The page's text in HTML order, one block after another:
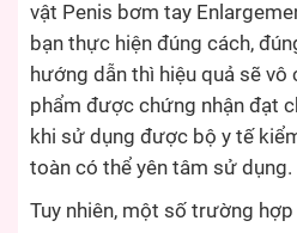
vật Penis bơm tay
bạn thực hiện đúng cách,
hướng dẫn thì hiệu quả sẽ vô
phẩm được chứng nhận đạt
khi sử dụng được bộ y tế
toàn có thể yên tâm sử dụng.
Tuy nhiên, một số trường